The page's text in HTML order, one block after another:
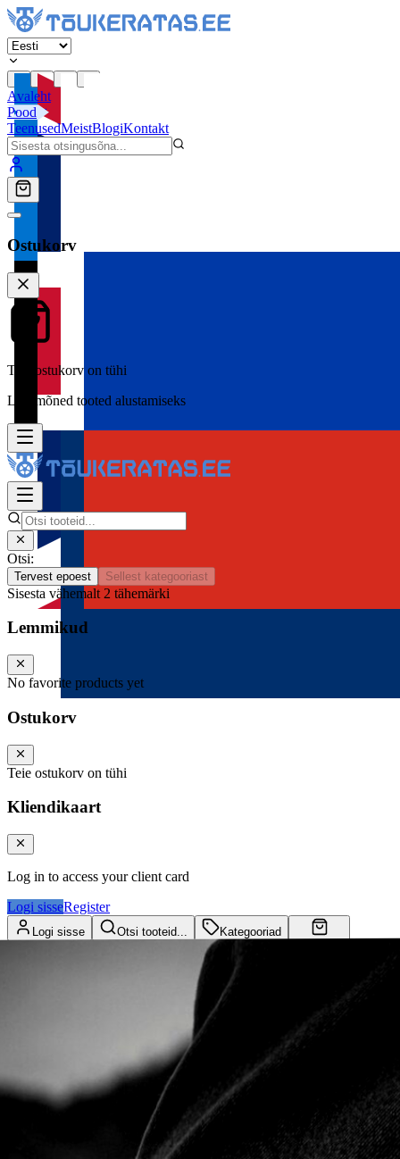
Avaleht
Pood
TeenusedMeistBlogiKontakt
Ostukorv
Teie ostukorv on tühi
Lisa mõned tooted alustamiseks
Otsi:
Tervest epoest Sellest kategooriast
Sisesta vähemalt 2 tähemärki
Lemmikud
No favorite products yet
Ostukorv
Teie ostukorv on tühi
Kliendikaart
Log in to access your client card
Logi sisseRegister
Logi sisse Otsi tooteid...
Kategooriad